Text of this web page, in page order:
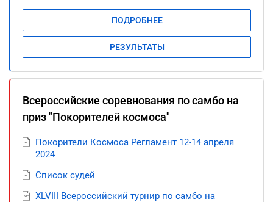
ПОДРОБНЕЕ
РЕЗУЛЬТАТЫ
Всероссийские соревнования по самбо на
приз "Покорителей космоса"
Покорители Космоса Регламент 12-14 апреля
2024
Список судей
XLVIII Всероссийский турнир по самбо на